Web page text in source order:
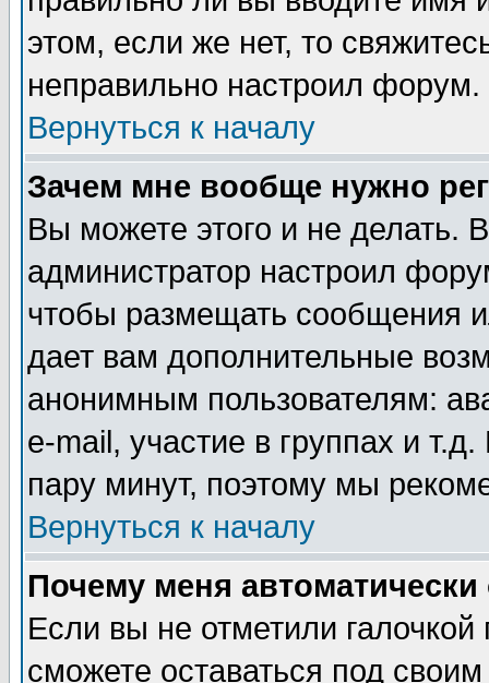
этом, если же нет, то
неправильно настроил форум.
Вернуться к началу
Зачем мне вообще нужно
Вы можете этого и не делать.
администратор настроил
чтобы размещать сообщения
дает вам дополнительные
анонимным пользователям:
e-mail, участие в группах и
пару минут, поэтому мы
Вернуться к началу
Почему меня автоматически
Если вы не отметили галочкой
сможете оставаться под